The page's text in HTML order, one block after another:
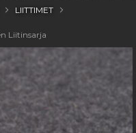
LIITTIMET
Liitinsarja